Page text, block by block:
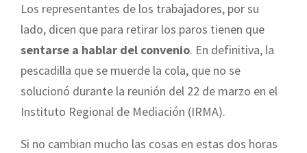
Los representantes de los trabajadores, por su
lado, dicen que para retirar los paros tienen que
sentarse a hablar del convenio. En definitiva, la
pescadilla que se muerde la cola, que no se
solucionó durante la reunión del 22 de marzo en el
Instituto Regional de Mediación (IRMA).
Si no cambian mucho las cosas en estas dos horas